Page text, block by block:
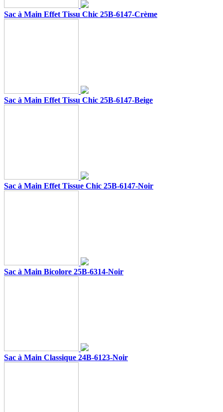
Sac à Main Effet Tissu Chic 25B-6147-Crème
Sac à Main Effet Tissu Chic 25B-6147-Beige
Sac à Main Effet Tissue Chic 25B-6147-Noir
Sac à Main Bicolore 25B-6314-Noir
Sac à Main Classique 24B-6123-Noir